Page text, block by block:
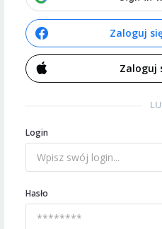
Zaloguj
Zaloguj
Login
Hasło